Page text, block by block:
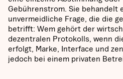
Gebührenstrom. Sie behandelt
unvermeidliche Frage, die die
betrifft: Wem gehört der
dezentralen Protokolls, wenn
erfolgt, Marke, Interface und
jedoch bei einem privaten